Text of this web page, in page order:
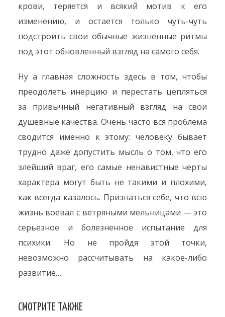
крови, теряется и всякий мотив к его
изменению, и остается только чуть-чуть
подстроить свои обычные жизненные ритмы
под этот обновленный взгляд на самого себя.
Ну а главная сложность здесь в том, чтобы
преодолеть инерцию и перестать цепляться
за привычный негативный взгляд на свои
душевные качества. Очень часто вся проблема
сводится именно к этому: человеку бывает
трудно даже допустить мысль о том, что его
злейший враг, его самые ненавистные черты
характера могут быть не такими и плохими,
как всегда казалось. Признаться себе, что всю
жизнь воевал с ветряными мельницами — это
серьезное и болезненное испытание для
психики. Но не пройдя этой точки,
невозможно рассчитывать на какое-либо
развитие…
СМОТРИТЕ ТАКЖЕ